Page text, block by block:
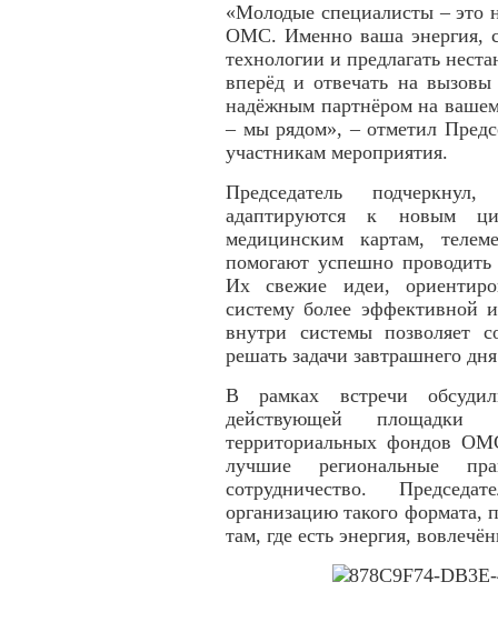
«Молодые специалисты – это
ОМС. Именно ваша энергия,
технологии и предлагать
вперёд и отвечать на
надёжным партнёром на вашем
– мы рядом», – отметил
участникам мероприятия.
Председатель
адаптируются к новым
медицинским картам,
помогают успешно
Их свежие идеи,
систему более эффективной
внутри системы позволяет
решать задачи завтрашнего
В рамках встречи
действующей площадки
территориальных фондов
лучшие региональные
сотрудничество.
организацию такого
там, где есть энергия,